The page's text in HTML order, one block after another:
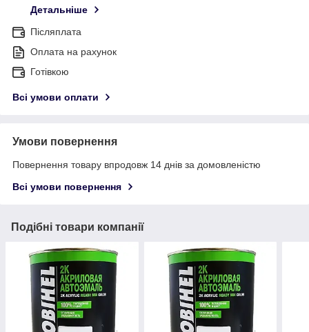
Детальніше
Післяплата
Оплата на рахунок
Готівкою
Всі умови оплати
Умови повернення
Повернення товару впродовж 14 днів за домовленістю
Всі умови повернення
Подібні товари компанії